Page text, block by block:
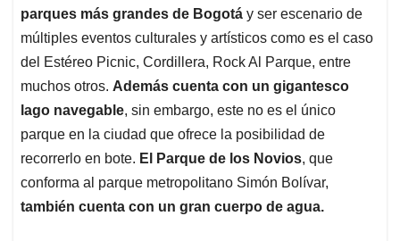
p
k
n
parques más grandes de Bogotá y ser escenario de
múltiples eventos culturales y artísticos como es el caso
del Estéreo Picnic, Cordillera, Rock Al Parque, entre
muchos otros. Además cuenta con un gigantesco
lago navegable, sin embargo, este no es el único
parque en la ciudad que ofrece la posibilidad de
recorrerlo en bote. El Parque de los Novios, que
conforma al parque metropolitano Simón Bolívar,
también cuenta con un gran cuerpo de agua.